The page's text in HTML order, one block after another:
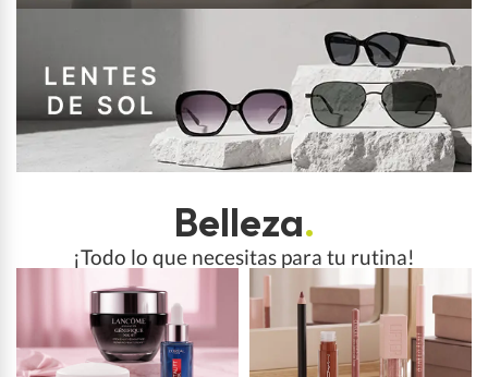
Belleza.
¡Todo lo que necesitas para tu rutina!